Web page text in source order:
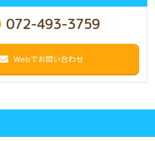
072-493-3759
Webでお問い合わせ